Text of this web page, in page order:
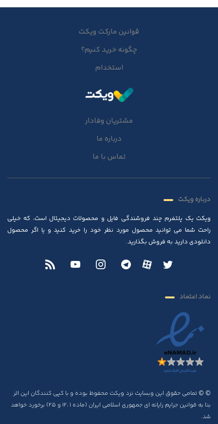
قوانین مارکت ویکت
چگونه خرید کنیم؟
استخدام
مشتریان وفادار
درباره ما
تماس با ما
درباره ویکت
ویکت یک پلتفرم چند فروشندگی فایل و محصولات دیجیتال است، که خیلی
راحت شما می توانید محصول مورد نظر خود را خرید کنید و یا اگر محصول
دانلودی دارید به فروش بگذارید.
نماد اعتماد
© © تمامی حقوق این وبسایت نزد ویکت محفوظ بوده و با کپی کنندگان این اثر
بنا به قوانین جرایم رایانه ای جمهوری اسلامی ایران (ماده ۱ ،۱۲ و ۲۵) برخورد خواهد
شد.